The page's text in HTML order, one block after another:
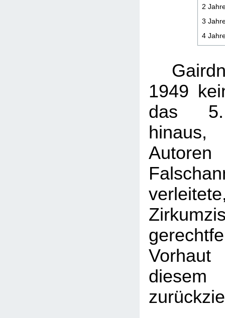
2
3
4
1949
das 5.